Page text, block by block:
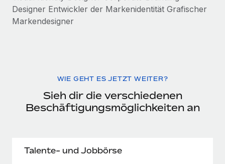
Designer Entwickler der Markenidentität Grafischer
Markendesigner
WIE GEHT ES JETZT WEITER?
Sieh dir die verschiedenen
Beschäftigungsmöglichkeiten an
Talente- und Jobbörse